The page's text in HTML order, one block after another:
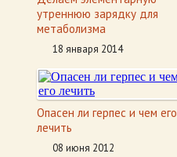
утреннюю зарядку для
метаболизма
18 января 2014
Опасен ли герпес и чем его
лечить
08 июня 2012